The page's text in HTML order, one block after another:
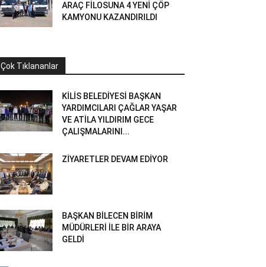
ARAÇ FİLOSUNA 4 YENİ ÇÖP
KAMYONU KAZANDIRILDI
Çok Tıklananlar
KİLİS BELEDİYESİ BAŞKAN
YARDIMCILARI ÇAĞLAR YAŞAR
VE ATİLA YILDIRIM GECE
ÇALIŞMALARINI...
ZİYARETLER DEVAM EDİYOR
BAŞKAN BİLECEN BİRİM
MÜDÜRLERİ İLE BİR ARAYA
GELDİ